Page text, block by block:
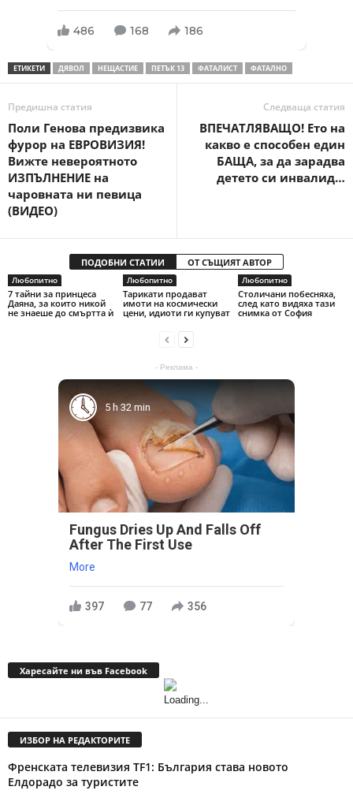
486 168 186
ЕТИКЕТИ ДЯВОЛ НЕЩАСТИЕ ПЕТЪК 13 ФАТАЛИСТ ФАТАЛНО
Предишна статия
Поли Генова предизвика
фурор на ЕВРОВИЗИЯ!
Вижте невероятното
ИЗПЪЛНЕНИЕ на
чаровната ни певица
(ВИДЕО)
Следваща статия
ВПЕЧАТЛЯВАЩО! Ето на
какво е способен един
БАЩА, за да зарадва
детето си инвалид…
ПОДОБНИ СТАТИИ ОТ СЪЩИЯТ АВТОР
Любопитно
7 тайни за принцеса
Даяна, за които никой
не знаеше до смъртта ѝ
Любопитно
Тарикати продават
имоти на космически
цени, идиоти ги купуват
Любопитно
Столичани побесняха,
след като видяха тази
снимка от София
- Реклама -
5 h 32 min
Fungus Dries Up And Falls Off
After The First Use
More
397 77 356
Харесайте ни във Facebook
ИЗБОР НА РЕДАКТОРИТЕ
Френската телевизия TF1: България става новото
Елдорадо за туристите